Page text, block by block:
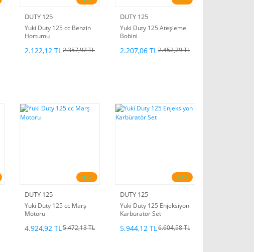
DUTY 125
Yuki Duty 125 cc Benzin
Hortumu
2.122,12 TL 2.357,92 TL
DUTY 125
Yuki Duty 125 Ateşleme
Bobini
2.207,06 TL 2.452,29 TL
%10
DUTY 125
Yuki Duty 125 cc Marş
Motoru
4.924,92 TL 5.472,13 TL
%10
DUTY 125
Yuki Duty 125 Enjeksiyon
Karbüratör Set
5.944,12 TL 6.604,58 TL